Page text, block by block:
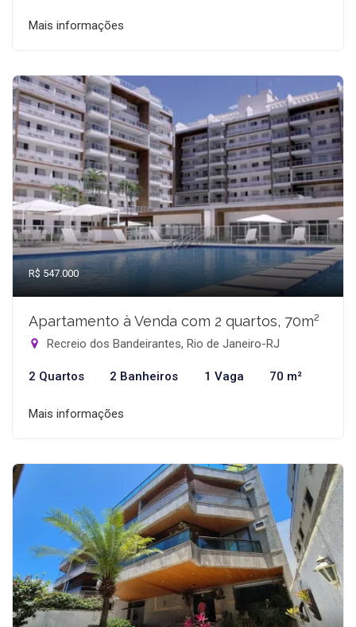
Mais informações
R$ 547.000
Apartamento à Venda com 2 quartos, 70m²
Recreio dos Bandeirantes, Rio de Janeiro-RJ
2 Quartos 2 Banheiros 1 Vaga 70 m²
Mais informações